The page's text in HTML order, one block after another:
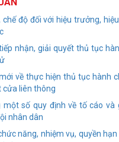
chế độ đối với hiệu trưởng,
nhận, giải quyết thủ tục
về thực hiện thủ tục hành
cửa liên thông
một số quy định về tố cáo và
nhân dân
năng, nhiệm vụ, quyền